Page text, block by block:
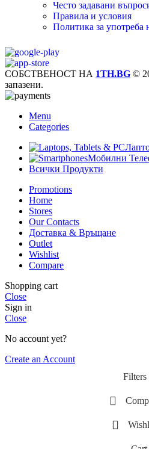
Често задавани
Правила и условия
Политика за употреба
СОБСТВЕНОСТ НА 1TH.BG ©
запазени.
Menu
Categories
Мобилни
Всички Продукти
Promotions
Home
Stores
Our Contacts
Доставка & Връщане
Outlet
Wishlist
Compare
Shopping cart
Close
Sign in
Close
No account yet?
Create an Account
Filters